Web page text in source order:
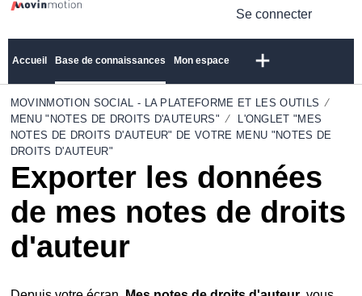
Se connecter
Accueil Base de connaissances Mon espace
MOVINMOTION SOCIAL - LA PLATEFORME ET LES OUTILS
MENU "NOTES DE DROITS D'AUTEURS"
L'ONGLET "MES
NOTES DE DROITS D'AUTEUR" DE VOTRE MENU "NOTES DE
DROITS D'AUTEUR"
Exporter les données
de mes notes de droits
d'auteur